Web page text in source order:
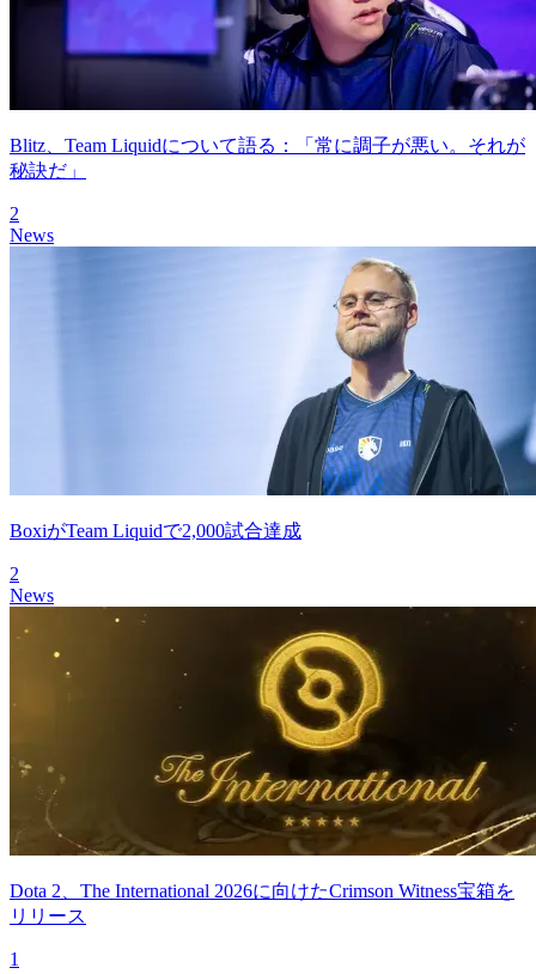
Blitz、Team Liquidについて語る：「常に調子が悪い。それが
秘訣だ」
2
News
BoxiがTeam Liquidで2,000試合達成
2
News
Dota 2、The International 2026に向けたCrimson Witness宝箱を
リリース
1